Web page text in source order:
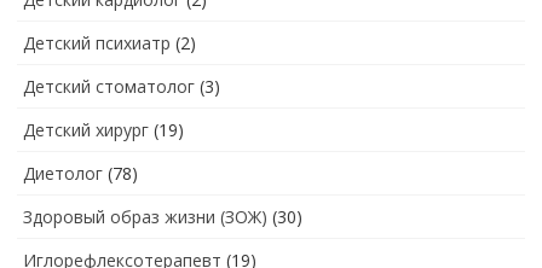
Детский психиатр (2)
Детский стоматолог (3)
Детский хирург (19)
Диетолог (78)
Здоровый образ жизни (ЗОЖ) (30)
Иглорефлексотерапевт (19)